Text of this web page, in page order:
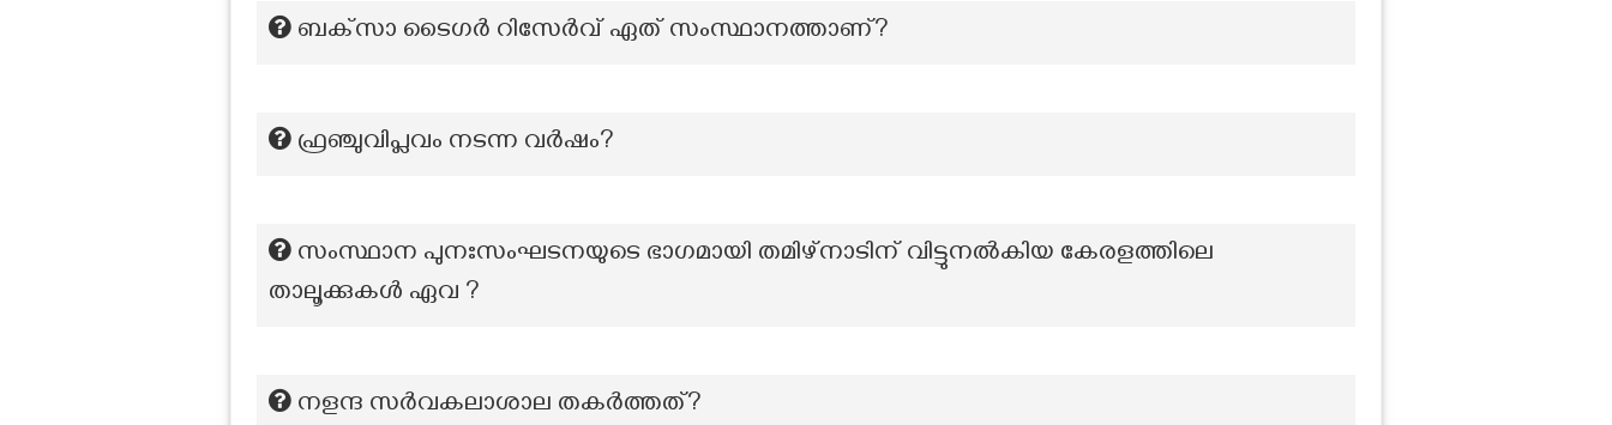
ബക്‌സാ ടൈഗർ റിസേർവ് ഏത് സംസ്ഥാനത്താണ്?
ഫ്രഞ്ചുവിപ്ലവം നടന്ന വർഷം?
സംസ്ഥാന പുനഃസംഘടനയുടെ ഭാഗമായി തമിഴ്‌നാടിന് വിട്ടുനൽകിയ കേരളത്തിലെ
താലൂക്കുകൾ ഏവ ?
നളന്ദ സർവകലാശാല തകർത്തത്?